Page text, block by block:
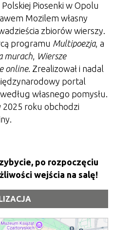
Piosenki w Opolu
Mozilem własny
zbiorów wierszy.
programu Multipoezja, a
murach, Wiersze
online. Zrealizował i nadal
portal
własnego pomysłu.
2025 roku obchodzi
po rozpoczęciu
wejścia na salę!